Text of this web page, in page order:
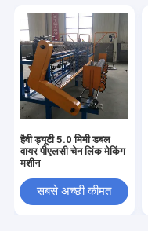
हैवी ड्यूटी 5.0 मिमी डबल
वायर पीएलसी चेन लिंक मेकिंग
मशीन
सबसे अच्छी कीमत